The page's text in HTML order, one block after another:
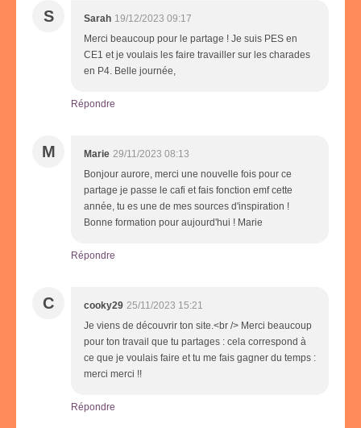
S Sarah 19/12/2023 09:17
Merci beaucoup pour le partage ! Je suis PES en
CE1 et je voulais les faire travailler sur les charades
en P4. Belle journée,
Répondre
M Marie 29/11/2023 08:13
Bonjour aurore, merci une nouvelle fois pour ce
partage je passe le cafi et fais fonction emf cette
année, tu es une de mes sources d'inspiration !
Bonne formation pour aujourd'hui ! Marie
Répondre
C cooky29 25/11/2023 15:21
Je viens de découvrir ton site.<br /> Merci beaucoup
pour ton travail que tu partages : cela correspond à
ce que je voulais faire et tu me fais gagner du temps :
merci merci !!
Répondre